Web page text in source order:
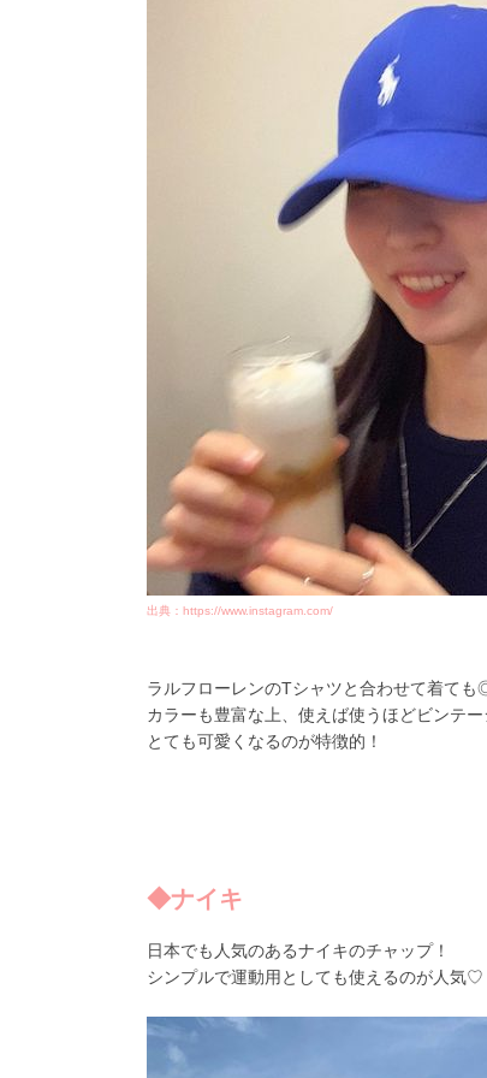
出典：https://www.instagram.com/
ラルフローレンのTシャツと合わせて着て
カラーも豊富な上、使えば使うほどビンテ
とても可愛くなるのが特徴的！
◆ナイキ
日本でも人気のあるナイキのチャップ！
シンプルで運動用としても使えるのが人気♡